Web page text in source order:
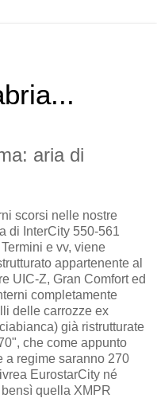
aria di
scorsi nelle nostre
di InterCity 550-561
e vv, viene
appartenente al
UIC-Z, Gran Comfort ed
completamente
delle carrozze ex
già ristrutturate
che come appunto
a regime saranno 270
EurostarCity né
quella XMPR